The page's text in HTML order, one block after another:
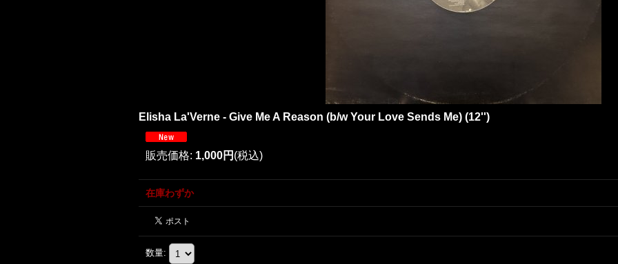
Elisha La'Verne - Give Me A Reason (b/w Your Love Sends Me) (12'')
販売価格: 1,000円 (税込)
在庫わずか
数量: